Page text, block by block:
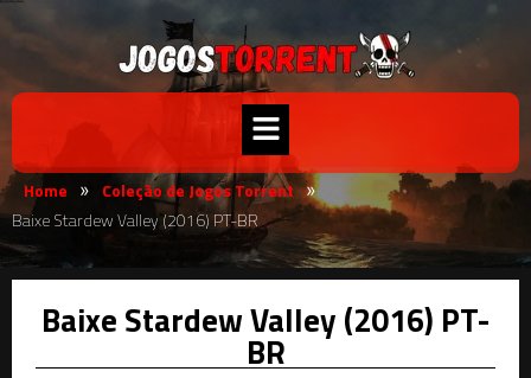
Home » Coleção de Jogos Torrent »
Baixe Stardew Valley (2016) PT-BR
Baixe Stardew Valley (2016) PT-
BR